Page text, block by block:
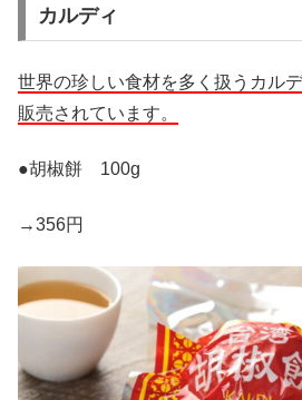
カルディ
世界の珍しい食材を多く扱うカル
販売されています。
●胡椒餅 100g
→356円